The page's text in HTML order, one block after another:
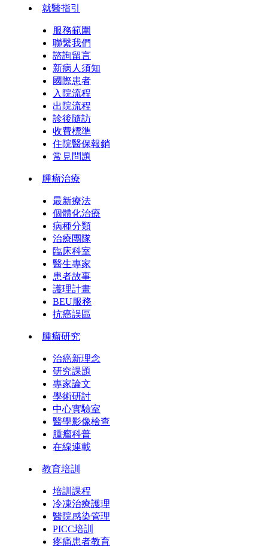
就醫指引
服務範圍
聯繫我們
諮詢留言
新病人須知
國際患者
入院流程
出院流程
診後隨訪
收費標準
住院醫保報銷
常見問題
腫瘤治療
最新療法
個體化治療
病種分類
治療團隊
臨床科室
醫生專家
患者故事
護理計畫
BEU服務
抗癌誤區
腫瘤研究
治癌新理念
研究課題
專家論文
學術研討
中心實驗室
醫學影像檢查
腫瘤科普
在線連載
教育培訓
培訓課程
冷凍治療護理
醫院感染管理
PICC培訓
疼痛患者教育